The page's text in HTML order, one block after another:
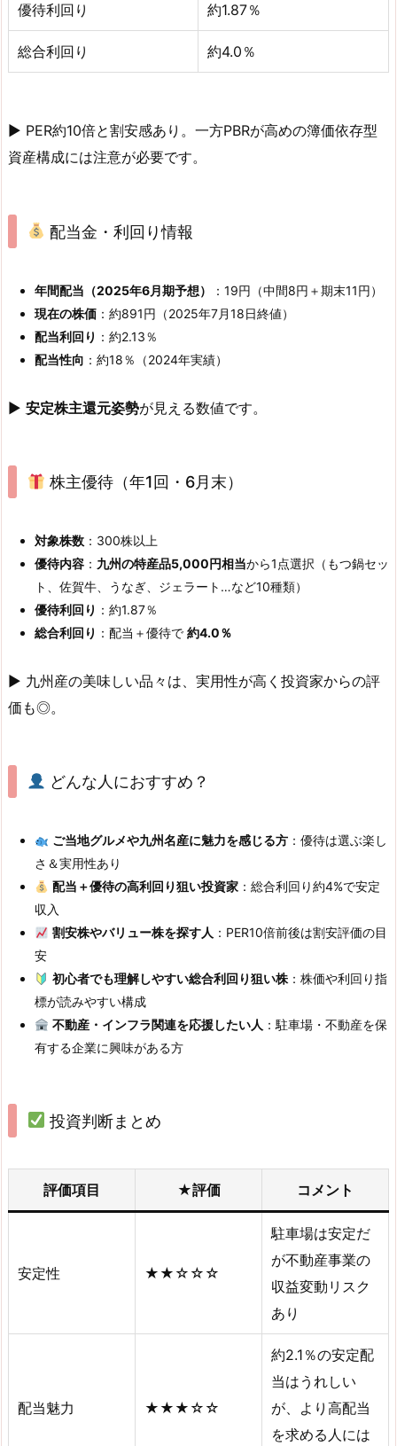
優待利回り 約1.87％
総合利回り 約4.0％
▶ PER約10倍と割安感あり。一方PBRが高めの簿価依存型
資産構成には注意が必要です。
配当金・利回り情報
年間配当（2025年6月期予想）
：19円（中間8円＋期末11円）
現在の株価 ：約891円（2025年7月18日終値）
配当利回り ：約2.13％
配当性向 ：約18％（2024年実績）
▶ 安定株主還元姿勢が見える数値です。
株主優待（年1回・6月末）
対象株数 ：300株以上
優待内容 ： 九州の特産品5,000円相当から1点選択（もつ鍋セッ
ト、佐賀牛、うなぎ、ジェラート…など10種類）
優待利回り ：約1.87％
総合利回り ：配当＋優待で 約4.0％
▶ 九州産の美味しい品々は、実用性が高く投資家からの評
価も◎。
どんな人におすすめ？
ご当地グルメや九州名産に魅力を感じる方：優待は選ぶ楽し
さ＆実用性あり
配当＋優待の高利回り狙い投資家：総合利回り約4%で安定
収入
割安株やバリュー株を探す人 ：PER10倍前後は割安評価の目
安
初心者でも理解しやすい総合利回り狙い株：株価や利回り指
標が読みやすい構成
不動産・インフラ関連を応援したい人 ：駐車場・不動産を保
有する企業に興味がある方
投資判断まとめ
評価項目 ★評価 コメント
安定性 ★★☆☆☆
駐車場は安定だ
が不動産事業の
収益変動リスク
あり
配当魅力 ★★★☆☆
約2.1％の安定配
当はうれしい
が、より高配当
を求める人には